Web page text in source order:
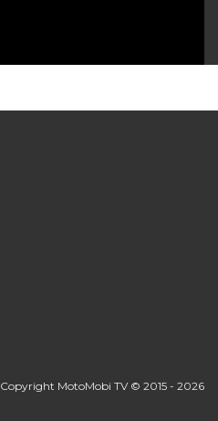
Copyright MotoMobi TV © 2015 - 2026